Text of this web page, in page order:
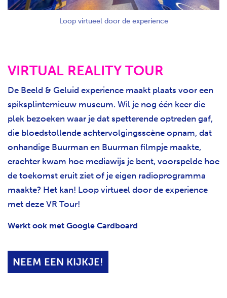
Loop virtueel door de experience
VIRTUAL REALITY TOUR
De Beeld & Geluid experience maakt plaats voor een
spiksplinternieuw museum. Wil je nog één keer die
plek bezoeken waar je dat spetterende optreden gaf,
die bloedstollende achtervolgingsscène opnam, dat
onhandige Buurman en Buurman filmpje maakte,
erachter kwam hoe mediawijs je bent, voorspelde hoe
de toekomst eruit ziet of je eigen radioprogramma
maakte? Het kan! Loop virtueel door de experience
met deze VR Tour!
Werkt ook met Google Cardboard
NEEM EEN KIJKJE!